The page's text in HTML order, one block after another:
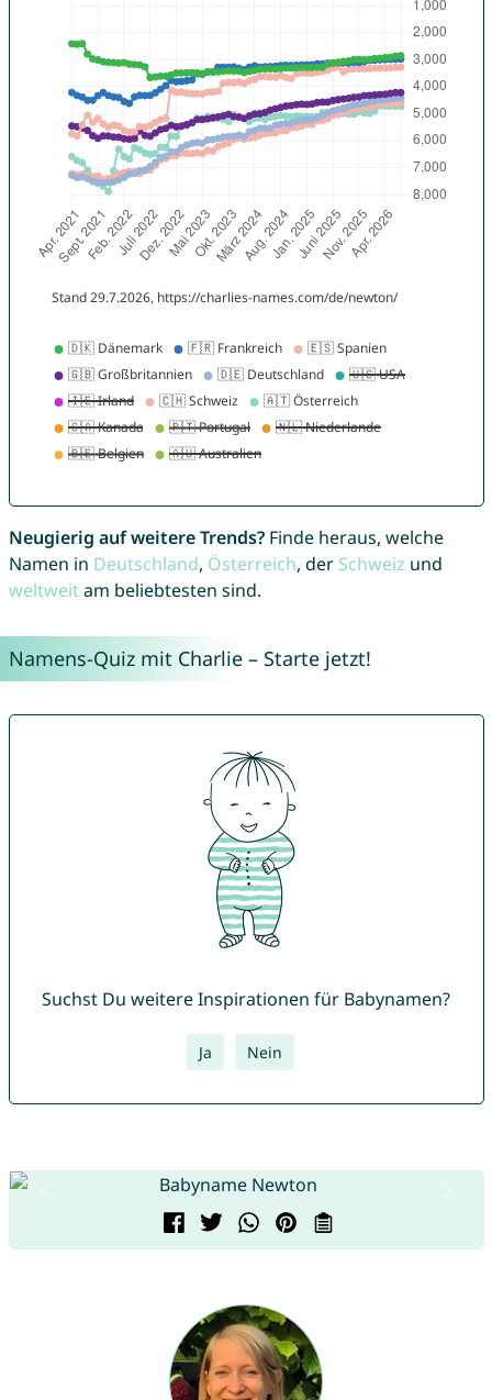
Neugierig auf weitere Trends?Finde heraus, welche
Namen in Deutschland, Österreich, der Schweiz und
weltweitam beliebtesten sind.
Namens-Quiz mit Charlie – Starte jetzt!
Suchst Du weitere Inspirationen für Babynamen?
Ja Nein